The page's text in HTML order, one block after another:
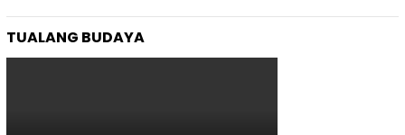
TUALANG BUDAYA